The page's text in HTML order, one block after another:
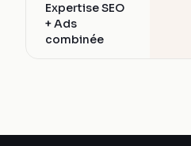
Expertise SEO
+ Ads
combinée